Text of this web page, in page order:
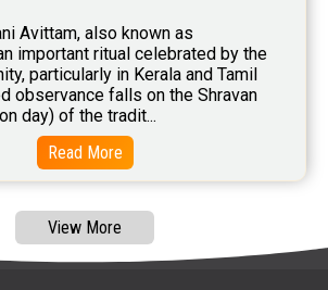
Avittam, also known as
important ritual celebrated by the
particularly in Kerala and Tamil
observance falls on the Shravan
day) of the tradit...
Read More
View More